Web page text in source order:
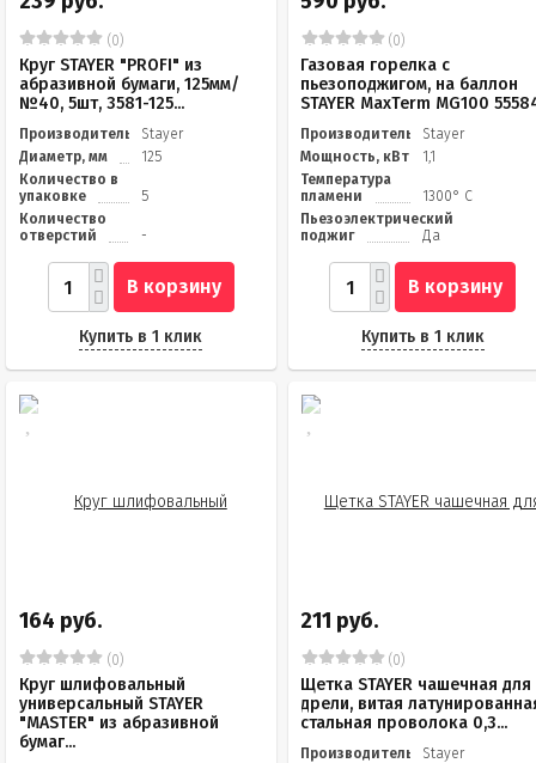
(0)
Круг STAYER "PROFI" из
абразивной бумаги, 125мм/
№40, 5шт, 3581-125...
Производитель
Stayer
Диаметр, мм
125
Количество в
упаковке
5
Количество
отверстий
-
В корзину
Купить в 1 клик
(0)
Газовая горелка с
пьезоподжигом, на баллон
STAYER MaxTerm MG100
Производитель
Stayer
Мощность, кВт
1,1
Температура
пламени
1300° C
Пьезоэлектрический
поджиг
Да
В корзину
Купить в 1 клик
164 руб.
(0)
Круг шлифовальный
универсальный STAYER
"MASTER" из абразивной
бумаг...
211 руб.
(0)
Щетка STAYER чашечная для
дрели, витая
стальная проволока 0,3...
Производитель
Stayer